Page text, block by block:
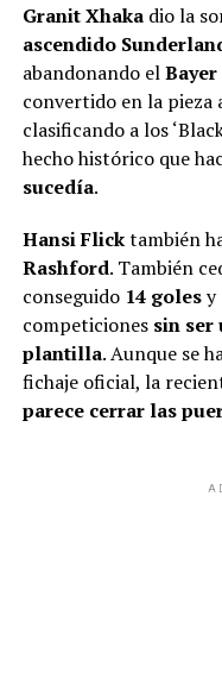
Granit Xhaka dio la
ascendido
abandonando el
convertido en la pieza
clasificando a los
hecho histórico que
sucedía.
Hansi Flicktambién
Rashford. También
conseguido 14 golesy
competiciones sin ser
plantilla. Aunque se
fichaje oficial, la
parece cerrar las